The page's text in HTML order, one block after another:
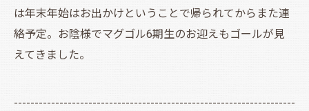
は年末年始はお出かけということで帰られてからまた連
絡予定。お陰様でマグゴル6期生のお迎えもゴールが見
えてきました。
--------------------------------------------------------------------